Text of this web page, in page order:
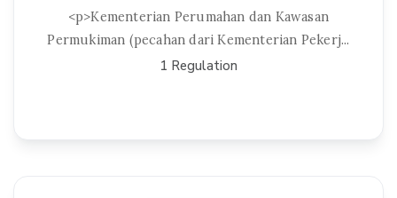
<p>Kementerian Perumahan dan Kawasan
Permukiman (pecahan dari Kementerian Pekerj...
1 Regulation